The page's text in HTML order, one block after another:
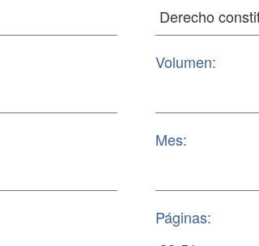
Volumen:
Mes:
Páginas: